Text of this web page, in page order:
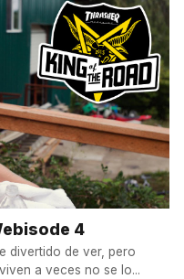
4
divertido de ver, pero
a veces no se lo...